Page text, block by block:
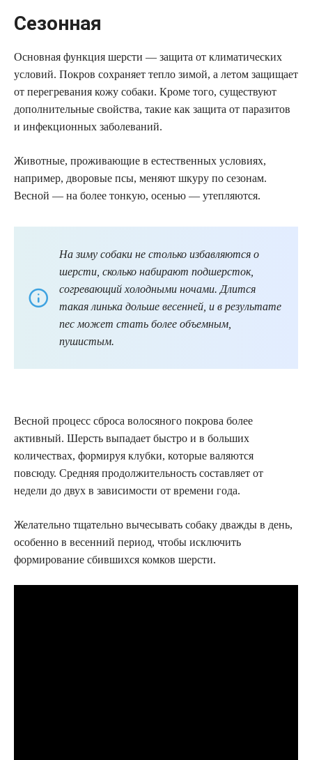
Сезонная
Основная функция шерсти — защита от климатических
условий. Покров сохраняет тепло зимой, а летом защищает
от перегревания кожу собаки. Кроме того, существуют
дополнительные свойства, такие как защита от паразитов
и инфекционных заболеваний.
Животные, проживающие в естественных условиях,
например, дворовые псы, меняют шкуру по сезонам.
Весной — на более тонкую, осенью — утепляются.
На зиму собаки не столько избавляются о
шерсти, сколько набирают подшерсток,
согревающий холодными ночами. Длится
такая линька дольше весенней, и в результате
пес может стать более объемным,
пушистым.
Весной процесс сброса волосяного покрова более
активный. Шерсть выпадает быстро и в больших
количествах, формируя клубки, которые валяются
повсюду. Средняя продолжительность составляет от
недели до двух в зависимости от времени года.
Желательно тщательно вычесывать собаку дважды в день,
особенно в весенний период, чтобы исключить
формирование сбившихся комков шерсти.